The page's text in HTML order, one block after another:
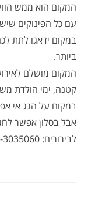
המקום הוא ממש
עם כל הפינוקים
במקום ידאגו לתת
ביותר.
קטנה, ימי הולדת
במקום על הגג אי
אבל בסלון אפשר
לבירורים: 03-3035060